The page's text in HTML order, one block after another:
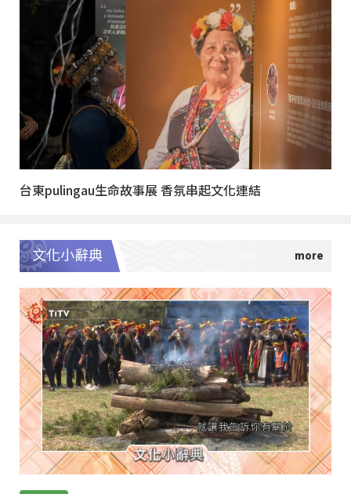
台東pulingau生命故事展 香氛串起文化連結
文化小辭典